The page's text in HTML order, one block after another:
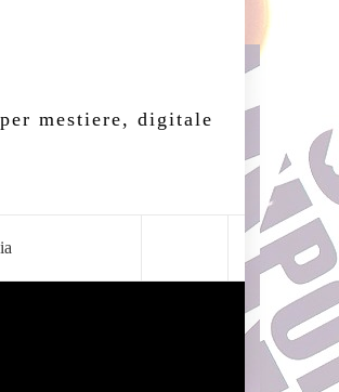
mestiere, digitale